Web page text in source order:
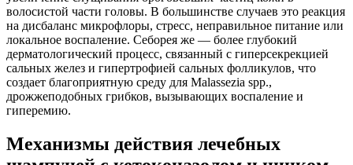
волосистой части головы. В большинстве случаев это реакция
на дисбаланс микрофлоры, стресс, неправильное питание или
локальное воспаление. Себорея же — более глубокий
дерматологический процесс, связанный с гиперсекрекцией
сальных желез и гипертрофией сальных фолликулов, что
создает благоприятную среду для Malassezia spp.,
дрожжеподобных грибков, вызывающих воспаление и
гиперемию.
Механизмы действия лечебных